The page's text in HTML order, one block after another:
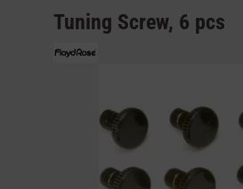
Tuning Screw, 6 pcs